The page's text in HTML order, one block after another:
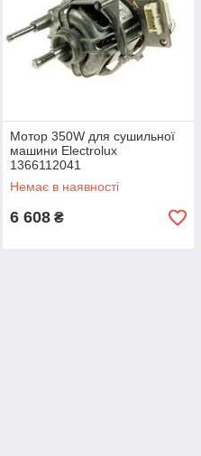
Мотор 350W для сушильної
машини Electrolux
1366112041
Немає в наявності
6 608 ₴